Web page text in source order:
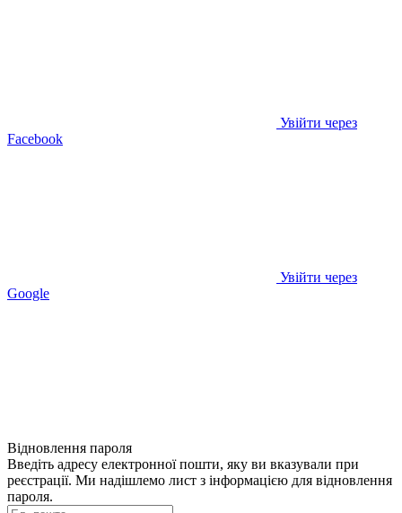
Увійти через
Facebook
Увійти через
Google
Відновлення пароля
Введіть адресу електронної пошти, яку ви вказували при
реєстрації. Ми надішлемо лист з інформацією для відновлення
пароля.